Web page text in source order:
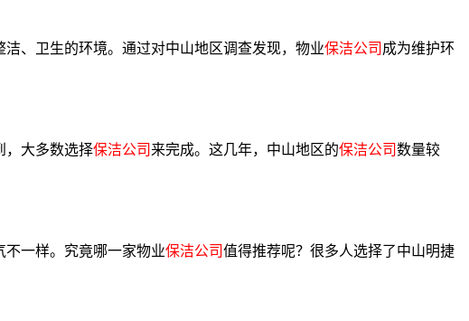
、卫生的环境。通过对中山地区调查发现，物业保洁公司 成为维护环
，大多数选择保洁公司 来完成。这几年，中山地区的保洁公司数量较
不一样。究竟哪一家物业保洁公司值得推荐呢？很多人选择了中山明捷